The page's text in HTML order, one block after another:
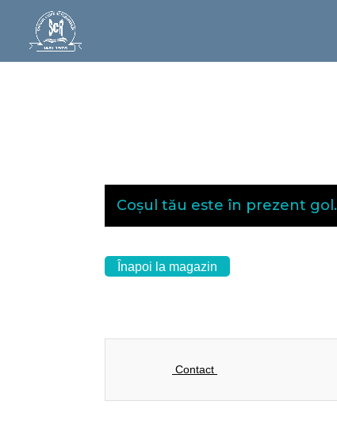
Coșul tău este în prezent gol.
Înapoi la magazin
Contact